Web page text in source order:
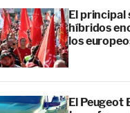
El principal
híbridos
los
El Peugeot